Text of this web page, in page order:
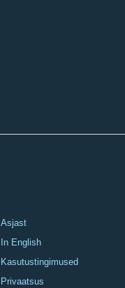
Asjast
In English
Kasutustingimused
Privaatsus